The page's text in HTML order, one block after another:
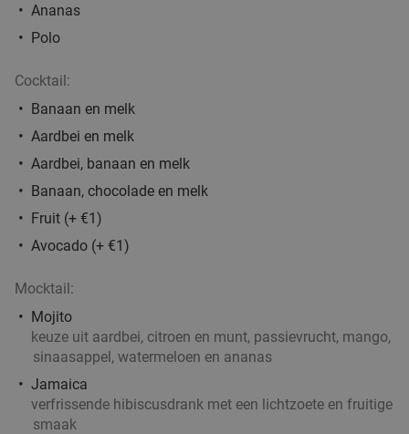
Ananas
Polo
Cocktail:
Banaan en melk
Aardbei en melk
Aardbei, banaan en melk
Banaan, chocolade en melk
Fruit (+ €1)
Avocado (+ €1)
Mocktail:
Mojito
keuze uit aardbei, citroen en munt, passievrucht, mango,
sinaasappel, watermeloen en ananas
Jamaica
verfrissende hibiscusdrank met een lichtzoete en fruitige
smaak